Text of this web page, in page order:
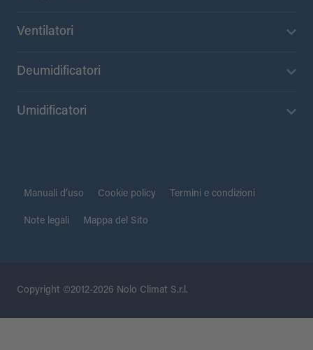
Ventilatori
Deumidificatori
Umidificatori
Manuali d’uso Cookie policy Termini e condizioni
Note legali Mappa del Sito
Copyright ©2012-2026 Nolo Climat S.r.l.